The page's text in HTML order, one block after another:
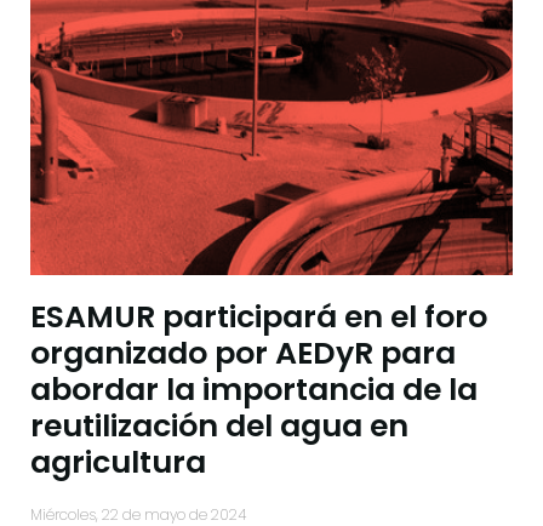
ESAMUR participará en el foro
organizado por AEDyR para
abordar la importancia de la
reutilización del agua en
agricultura
miércoles, 22 de mayo de 2024